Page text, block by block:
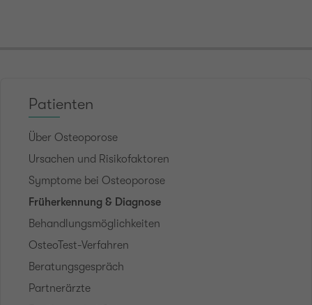
Patienten
Über Osteoporose
Ursachen und Risikofaktoren
Symptome bei Osteoporose
Früherkennung & Diagnose
Behandlungsmöglichkeiten
OsteoTest-Verfahren
Beratungsgespräch
Partnerärzte